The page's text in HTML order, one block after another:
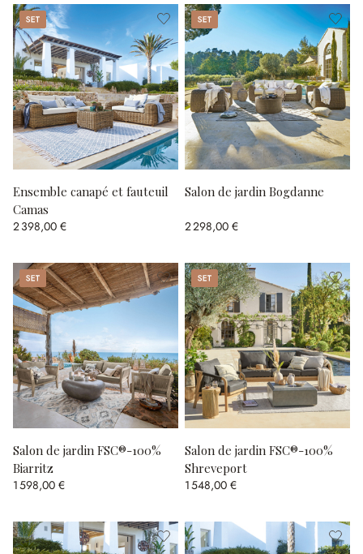
Set
Ensemble canapé et fauteuil
Camas
2 398,00 €
Set
Salon de jardin Bogdanne
2 298,00 €
Set
Salon de jardin FSC®-100%
Biarritz
1 598,00 €
Set
Salon de jardin FSC®-100%
Shreveport
1 548,00 €